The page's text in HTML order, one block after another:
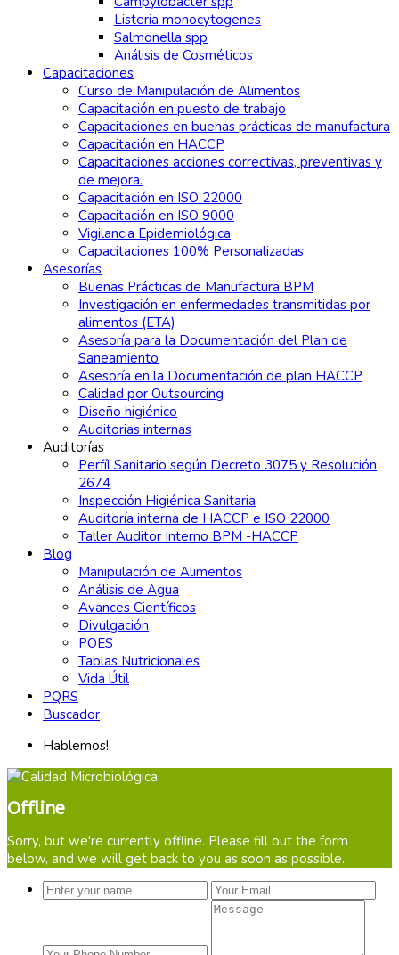
Listeria monocytogenes
Salmonella spp
Análisis de Cosméticos
Capacitaciones
Curso de Manipulación de Alimentos
Capacitación en puesto de trabajo
Capacitaciones en buenas prácticas de manufactura
Capacitación en HACCP
Capacitaciones acciones correctivas, preventivas y
de mejora.
Capacitación en ISO 22000
Capacitación en ISO 9000
Vigilancia Epidemiológica
Capacitaciones 100% Personalizadas
Asesorías
Buenas Prácticas de Manufactura BPM
Investigación en enfermedades transmitidas por
alimentos (ETA)
Asesoría para la Documentación del Plan de
Saneamiento
Asesoría en la Documentación de plan HACCP
Calidad por Outsourcing
Diseño higiénico
Auditorias internas
Auditorías
Perfíl Sanitario según Decreto 3075 y Resolución
2674
Inspección Higiénica Sanitaria
Auditoría interna de HACCP e ISO 22000
Taller Auditor Interno BPM -HACCP
Blog
Manipulación de Alimentos
Análisis de Agua
Avances Científicos
Divulgación
POES
Tablas Nutricionales
Vida Útil
PQRS
Buscador
Hablemos!
Offline
Sorry, but we're currently offline. Please fill out the form
below, and we will get back to you as soon as possible.